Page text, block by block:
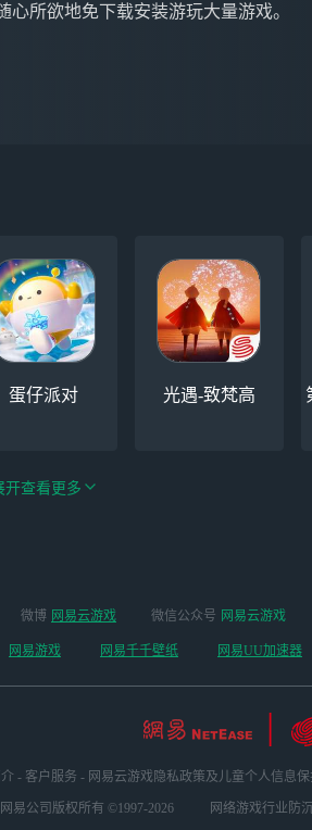
所欲地免下载安装游玩大量游戏。
蛋仔派对 光遇-致梵高
云手机 阴阳师
开查看更多
微博 网易云游戏 微信公众号 网易云游戏
网易游戏 网易千千壁纸 网易UU加速器
- 客户服务 - 网易云游戏隐私政策及儿童个人信息保
网易公司版权所有 ©1997-2026 网络游戏行业防